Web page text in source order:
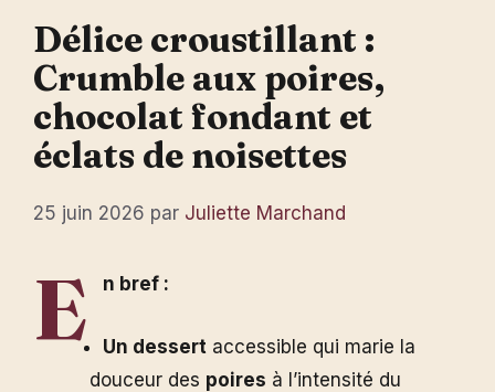
Délice croustillant :
Crumble aux poires,
chocolat fondant et
éclats de noisettes
25 juin 2026 par Juliette Marchand
E n bref :
Un dessert accessible qui marie la
douceur des poires à l’intensité du